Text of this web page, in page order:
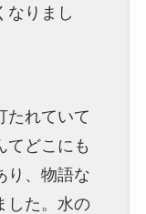
なりまし
たれていて
てどこにも
り、物語な
した。水の